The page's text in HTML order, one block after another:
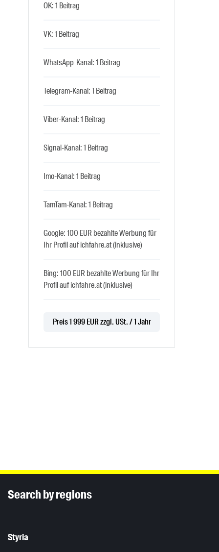
OK: 1 Beitrag
VK: 1 Beitrag
WhatsApp-Kanal: 1 Beitrag
Telegram-Kanal: 1 Beitrag
Viber-Kanal: 1 Beitrag
Signal-Kanal: 1 Beitrag
Imo-Kanal: 1 Beitrag
TamTam-Kanal: 1 Beitrag
Google: 100 EUR bezahlte Werbung für
Ihr Profil auf ichfahre.at (inklusive)
Bing: 100 EUR bezahlte Werbung für Ihr
Profil auf ichfahre.at (inklusive)
Preis 1 999 EUR zzgl. USt. / 1 Jahr
Search by regions
Styria